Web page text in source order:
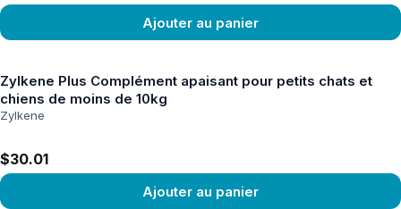
Ajouter au panier
Zylkene Plus Complément apaisant pour petits chats et
chiens de moins de 10kg
Zylkene
$30.01
Ajouter au panier